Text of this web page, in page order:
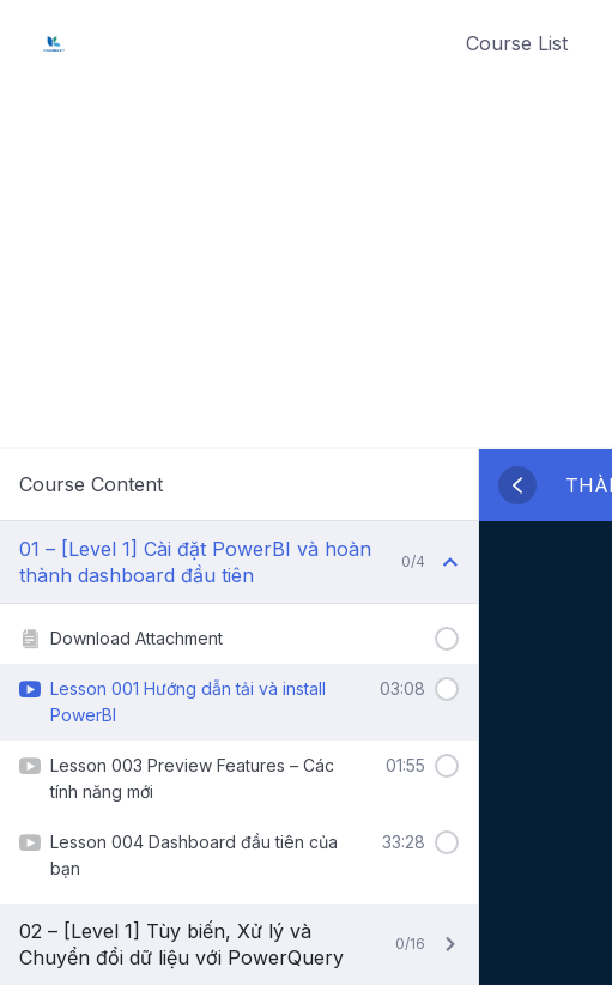
Course List
Course Content
01 – [Level 1] Cài đặt PowerBI và hoàn
thành dashboard đầu tiên
0/4
Download Attachment
Lesson 001 Hướng dẫn tải và install
PowerBI
03:08
Lesson 003 Preview Features – Các
tính năng mới
01:55
Lesson 004 Dashboard đầu tiên của
bạn
33:28
02 – [Level 1] Tùy biến, Xử lý và
Chuyển đổi dữ liệu với PowerQuery
0/16